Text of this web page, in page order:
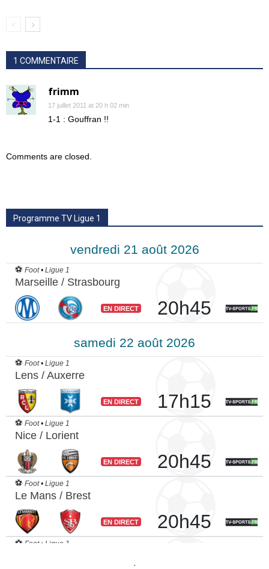
1 COMMENTAIRE
frimm
17 juillet 2011 at 20 h 02 min
1-1 : Gouffran !!
Comments are closed.
Programme TV Ligue 1
.